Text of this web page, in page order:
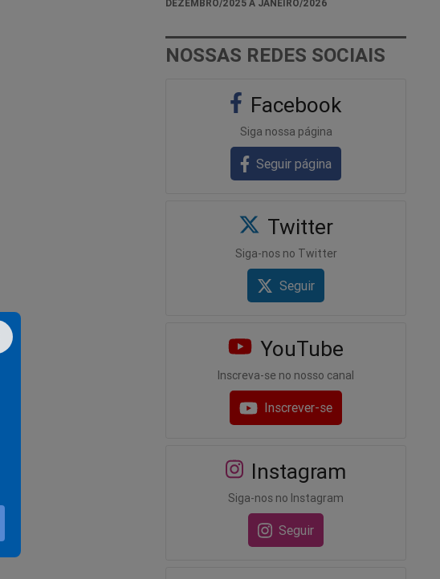
DEZEMBRO/2025 A JANEIRO/2026
NOSSAS REDES SOCIAIS
Facebook
Siga nossa página
Seguir página
Twitter
Siga-nos no Twitter
Seguir
YouTube
Inscreva-se no nosso canal
Inscrever-se
Instagram
Siga-nos no Instagram
Seguir